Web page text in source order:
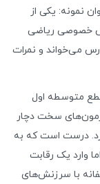
نمونه: یکی از
خصوصی ریاضی
می‌خواند و نمرات
متوسطه اول
سخت دچار
درست است که به
وارد یک رقابت
با سرزنش‌های